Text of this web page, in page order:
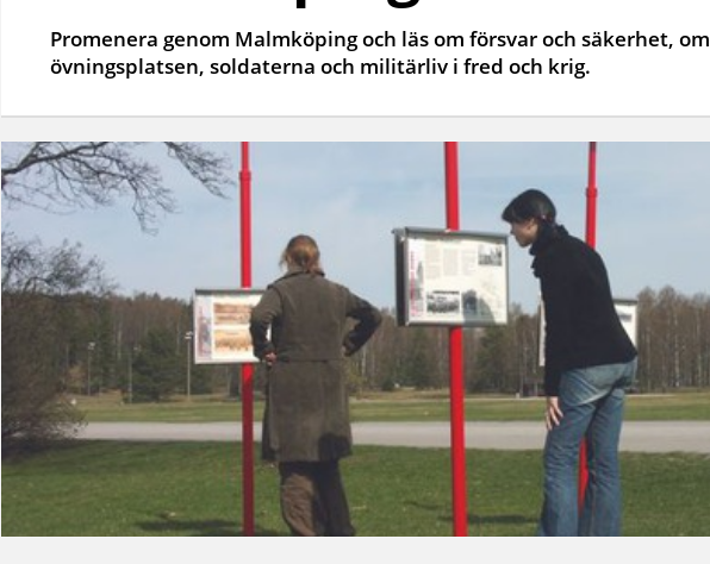
Promenera genom Malmköping och läs om försvar och säkerhet, om
övningsplatsen, soldaterna och militärliv i fred och krig.